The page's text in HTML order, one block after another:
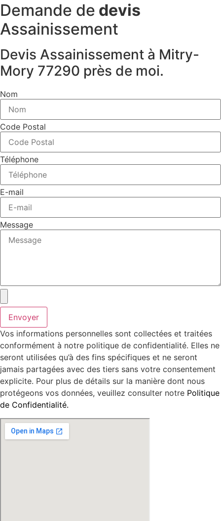
Demande de devis
Assainissement
Devis Assainissement à Mitry-
Mory 77290 près de moi.
Nom
Code Postal
Téléphone
E-mail
Message
Envoyer
Vos informations personnelles sont collectées et traitées
conformément à notre politique de confidentialité. Elles ne
seront utilisées qu’à des fins spécifiques et ne seront
jamais partagées avec des tiers sans votre consentement
explicite. Pour plus de détails sur la manière dont nous
protégeons vos données, veuillez consulter notre Politique
de Confidentialité.